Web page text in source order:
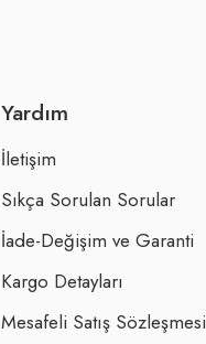
Yardım
İletişim
Sıkça Sorulan Sorular
İade-Değişim ve Garanti
Kargo Detayları
Mesafeli Satış Sözleşmesi